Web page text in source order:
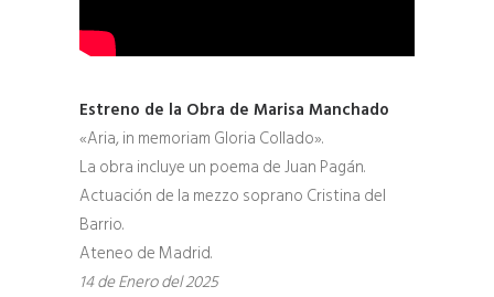
Estreno de la Obra de Marisa Manchado
«Aria, in memoriam Gloria Collado».
La obra incluye un poema de Juan Pagán.
Actuación de la mezzo soprano Cristina del
Barrio.
Ateneo de Madrid.
14 de Enero del 2025